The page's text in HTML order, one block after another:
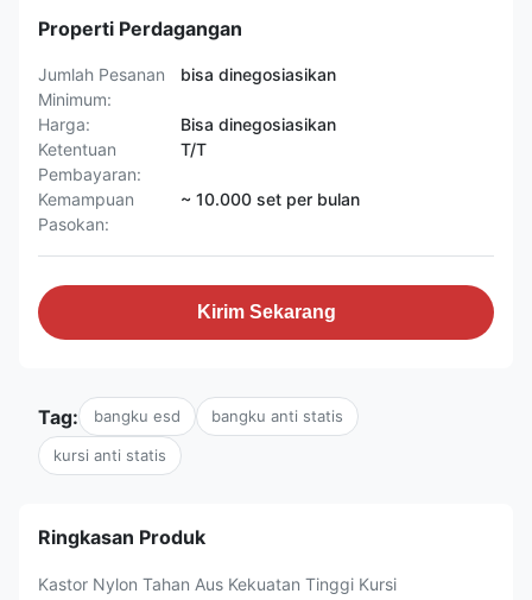
Properti Perdagangan
Jumlah Pesanan
Minimum:
bisa dinegosiasikan
Harga:
Bisa dinegosiasikan
Ketentuan
Pembayaran:
T/T
Kemampuan
Pasokan:
~ 10.000 set per bulan
Kirim Sekarang
Tag: bangku esd bangku anti statis
kursi anti statis
Ringkasan Produk
Kastor Nylon Tahan Aus Kekuatan Tinggi Kursi